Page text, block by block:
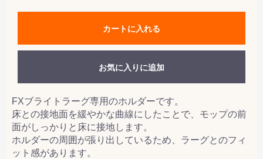
カートに入れる
お気に入りに追加
FXブライトラーグ専用のホルダーです。
床との接地面を緩やかな曲線にしたことで、モップの前
面がしっかりと床に接地します。
ホルダーの周囲が張り出しているため、ラーグとのフィ
ット感があります。